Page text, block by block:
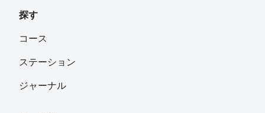
探す
コース
ステーション
ジャーナル